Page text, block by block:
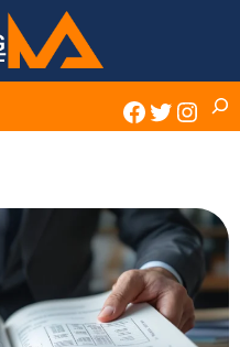
Twitter